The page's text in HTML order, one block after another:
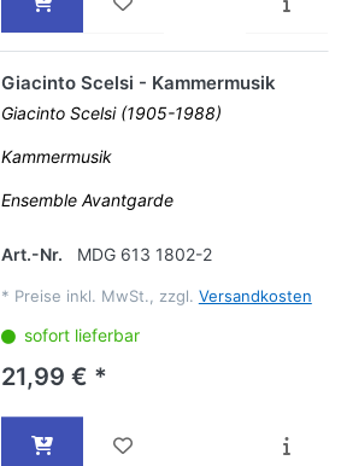
Giacinto Scelsi - Kammermusik
Giacinto Scelsi (1905-1988)
Kammermusik
Ensemble Avantgarde
Art.-Nr. MDG 613 1802-2
* Preise inkl. MwSt., zzgl. Versandkosten
sofort lieferbar
21,99 € *